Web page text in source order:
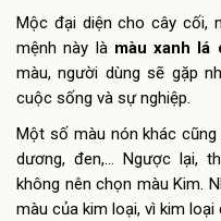
Mộc đại diện cho cây cối,
mệnh này là màu xanh lá
màu, người dùng sẽ gặp
cuộc sống và sự nghiệp.
Một số màu nón khác
dương, đen,… Ngược lại,
không nên chọn màu Kim.
màu của kim loại, vì kim